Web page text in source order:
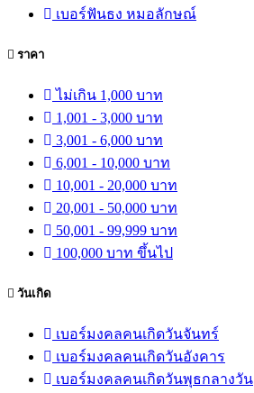
เบอร์ฟันธง หมอลักษณ์
ราคา
ไม่เกิน 1,000 บาท
1,001 - 3,000 บาท
3,001 - 6,000 บาท
6,001 - 10,000 บาท
10,001 - 20,000 บาท
20,001 - 50,000 บาท
50,001 - 99,999 บาท
100,000 บาท ขึ้นไป
วันเกิด
เบอร์มงคลคนเกิดวันจันทร์
เบอร์มงคลคนเกิดวันอังคาร
เบอร์มงคลคนเกิดวันพุธกลางวัน